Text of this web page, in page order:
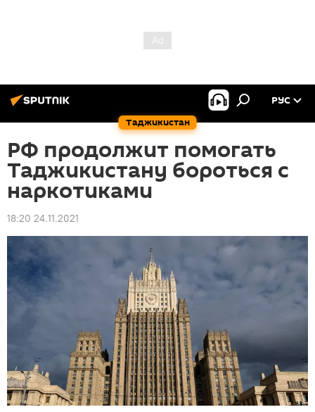
Таджикистан
РУС
РФ продолжит помогать
Таджикистану бороться с
наркотиками
18:20 24.11.2021